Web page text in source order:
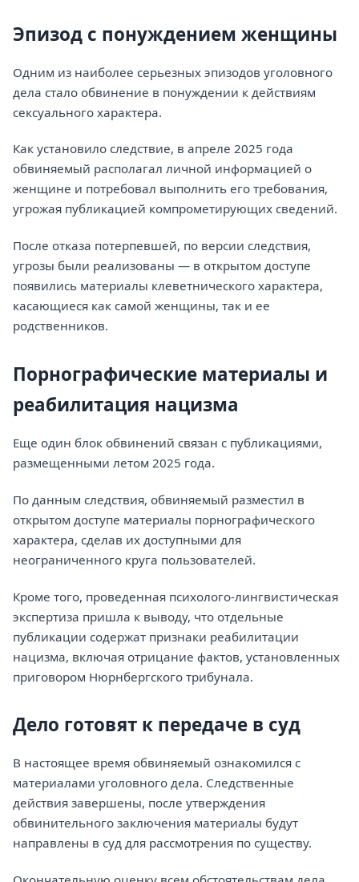
Эпизод с понуждением женщины
Одним из наиболее серьезных эпизодов уголовного
дела стало обвинение в понуждении к действиям
сексуального характера.
Как установило следствие, в апреле 2025 года
обвиняемый располагал личной информацией о
женщине и потребовал выполнить его требования,
угрожая публикацией компрометирующих сведений.
После отказа потерпевшей, по версии следствия,
угрозы были реализованы — в открытом доступе
появились материалы клеветнического характера,
касающиеся как самой женщины, так и ее
родственников.
Порнографические материалы и
реабилитация нацизма
Еще один блок обвинений связан с публикациями,
размещенными летом 2025 года.
По данным следствия, обвиняемый разместил в
открытом доступе материалы порнографического
характера, сделав их доступными для
неограниченного круга пользователей.
Кроме того, проведенная психолого-лингвистическая
экспертиза пришла к выводу, что отдельные
публикации содержат признаки реабилитации
нацизма, включая отрицание фактов, установленных
приговором Нюрнбергского трибунала.
Дело готовят к передаче в суд
В настоящее время обвиняемый ознакомился с
материалами уголовного дела. Следственные
действия завершены, после утверждения
обвинительного заключения материалы будут
направлены в суд для рассмотрения по существу.